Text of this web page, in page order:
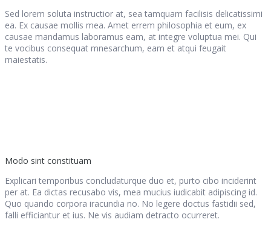
Sed lorem soluta instructior at, sea tamquam facilisis delicatissimi
ea. Ex causae mollis mea. Amet errem philosophia et eum, ex
causae mandamus laboramus eam, at integre voluptua mei. Qui
te vocibus consequat mnesarchum, eam et atqui feugait
maiestatis.
Modo sint constituam
Explicari temporibus concludaturque duo et, purto cibo inciderint
per at. Ea dictas recusabo vis, mea mucius iudicabit adipiscing id.
Quo quando corpora iracundia no. No legere doctus fastidii sed,
falli efficiantur et ius. Ne vis audiam detracto ocurreret.